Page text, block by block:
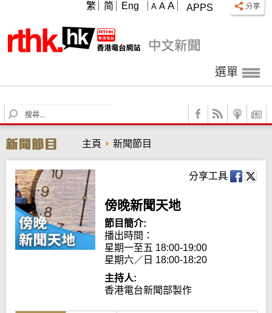
APPS
A A A
繁 简 Eng
選單
S
e
r
c
h
主頁 新聞節目
分享工具
傍晚新聞天地
節目簡介:
播出時間：
星期一至五 18:00-19:00
星期六／日 18:00-18:20
主持人:
香港電台新聞部製作